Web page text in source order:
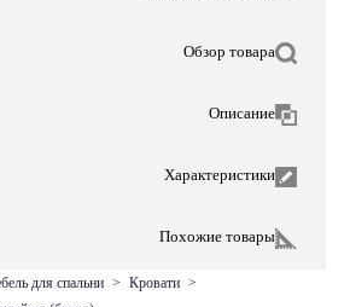
Обзор товара
Описание
Характеристики
Похожие товары
для спальни > кровати >